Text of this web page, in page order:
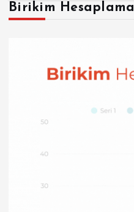
Birikim Hesaplama